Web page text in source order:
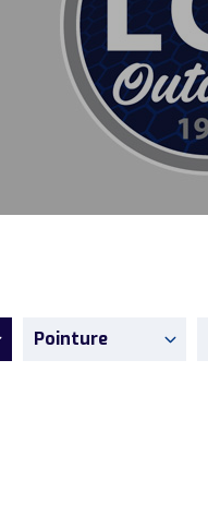
Pointure